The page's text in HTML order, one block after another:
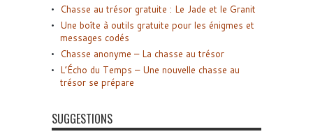
Chasse au trésor gratuite : Le Jade et le Granit
Une boîte à outils gratuite pour les énigmes et
messages codés
Chasse anonyme – La chasse au trésor
L’Écho du Temps – Une nouvelle chasse au
trésor se prépare
SUGGESTIONS